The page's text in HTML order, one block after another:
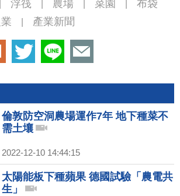
浮筏 農場 菜園
布袋
產業新聞
倫敦防空洞農場運作7年 地下種菜不
需土壤
2022-12-10 14:44:15
太陽能板下種蘋果 德國試驗「農電共
生」